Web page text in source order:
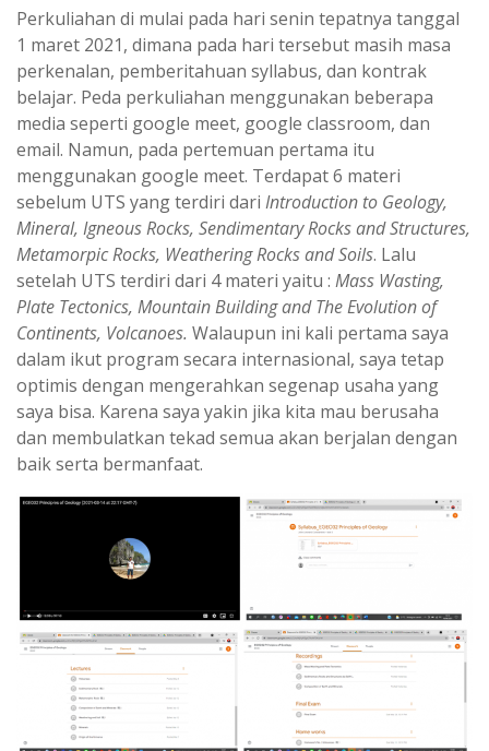
Perkuliahan di mulai pada hari senin tepatnya tanggal
1 maret 2021, dimana pada hari tersebut masih masa
perkenalan, pemberitahuan syllabus, dan kontrak
belajar. Peda perkuliahan menggunakan beberapa
media seperti google meet, google classroom, dan
email. Namun, pada pertemuan pertama itu
menggunakan google meet. Terdapat 6 materi
sebelum UTS yang terdiri dari Introduction to Geology,
Mineral, Igneous Rocks, Sendimentary Rocks and Structures,
Metamorpic Rocks, Weathering Rocks and Soils. Lalu
setelah UTS terdiri dari 4 materi yaitu : Mass Wasting,
Plate Tectonics, Mountain Building and The Evolution of
Continents, Volcanoes. Walaupun ini kali pertama saya
dalam ikut program secara internasional, saya tetap
optimis dengan mengerahkan segenap usaha yang
saya bisa. Karena saya yakin jika kita mau berusaha
dan membulatkan tekad semua akan berjalan dengan
baik serta bermanfaat.